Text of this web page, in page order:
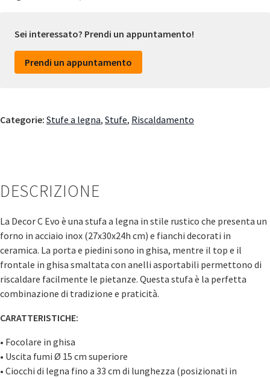
Sei interessato? Prendi un appuntamento!
Prendi un appuntamento
Categorie: Stufe a legna, Stufe, Riscaldamento
DESCRIZIONE
La Decor C Evo è una stufa a legna in stile rustico che presenta un
forno in acciaio inox (27x30x24h cm) e fianchi decorati in
ceramica. La porta e piedini sono in ghisa, mentre il top e il
frontale in ghisa smaltata con anelli asportabili permettono di
riscaldare facilmente le pietanze. Questa stufa è la perfetta
combinazione di tradizione e praticità.
CARATTERISTICHE:
• Focolare in ghisa
• Uscita fumi Ø 15 cm superiore
• Ciocchi di legna fino a 33 cm di lunghezza (posizionati in